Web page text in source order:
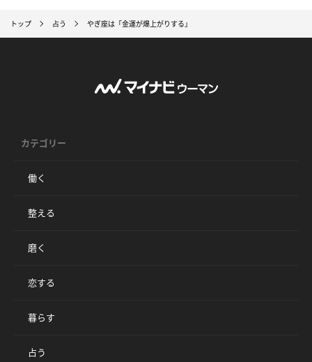
トップ 占う やぎ座は「金運が爆上がりする」
カテゴリー
働く
整える
磨く
恋する
暮らす
占う